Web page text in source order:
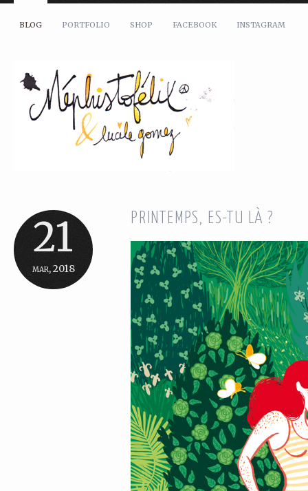
BLOG PORTFOLIO SHOP FACEBOOK INSTAGRAM
21
mar, 2018
PRINTEMPS, ES-TU LÀ ?